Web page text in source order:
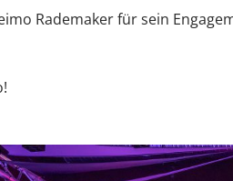
Rademaker für sein